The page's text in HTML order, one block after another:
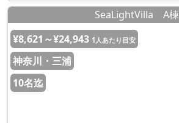
SeaLightVilla A棟
¥8,621～¥24,943 1人あたり目安
神奈川・三浦
10名迄